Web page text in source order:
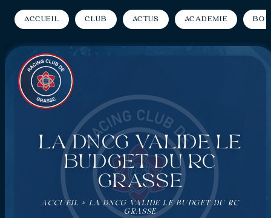
Accueil Club Actus Académie
La DNCG valide le
budget du RC
Grasse
ACCUEIL » LA DNCG VALIDE LE BUDGET DU RC
GRASSE